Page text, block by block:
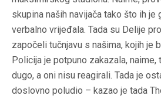
skupina naših navijača tako što ih je
verbalno vrijeđala. Tada su Delije
započeli tučnjavu s našima, kojih je
Policija je potpuno zakazala, naime,
dugo, a oni nisu reagirali. Tada je
doslovno poludio – kazao je tada